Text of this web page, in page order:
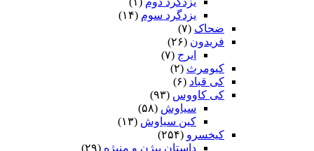
یزدگرد سوم (۱۴)
ضحاک (۷)
فریدون (۲۶)
ایرج (۷)
کیومرث (۲)
کی قباد (۶)
کی کاووس (۹۳)
سیاوش (۵۸)
کین سیاوش (۱۳)
کیخسرو (۲۵۴)
داستان بیژن و منیژه (۲۹)